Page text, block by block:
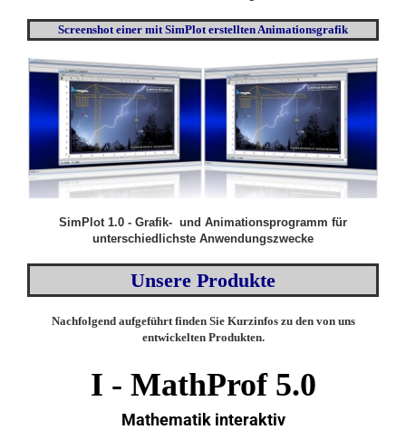
Screenshot einer mit SimPlot erstellten Animationsgrafik
SimPlot 1.0 - Grafik- und Animationsprogramm für
unterschiedlichste Anwendungszwecke
Unsere Produkte
Nachfolgend aufgeführt finden Sie Kurzinfos zu den von uns
entwickelten Produkten.
I - MathProf 5.0
Mathematik interaktiv